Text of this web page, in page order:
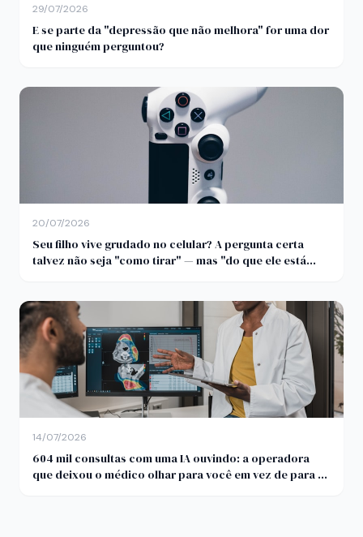
29/07/2026
E se parte da "depressão que não melhora" for uma dor
que ninguém perguntou?
20/07/2026
Seu filho vive grudado no celular? A pergunta certa
talvez não seja "como tirar" — mas "do que ele está
14/07/2026
604 mil consultas com uma IA ouvindo: a operadora
que deixou o médico olhar para você em vez de para o